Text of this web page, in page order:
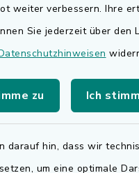
weiter verbessern. Ihre
Sie jederzeit über den
zu Ich
darauf hin, dass wir
um eine optimale
Adelsdorf
Erlangen-Höchstadt